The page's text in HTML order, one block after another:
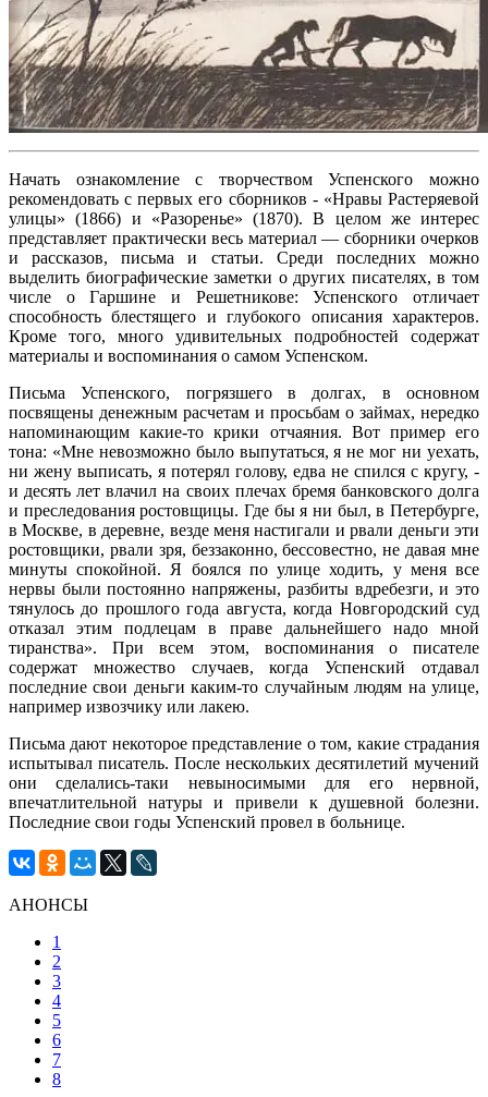
Начать ознакомление с творчеством Успенского можно
рекомендовать с первых его сборников - «Нравы Растеряевой
улицы» (1866) и «Разоренье» (1870). В целом же интерес
представляет практически весь материал — сборники очерков
и рассказов, письма и статьи. Среди последних можно
выделить биографические заметки о других писателях, в том
числе о Гаршине и Решетникове: Успенского отличает
способность блестящего и глубокого описания характеров.
Кроме того, много удивительных подробностей содержат
материалы и воспоминания о самом Успенском.
Письма Успенского, погрязшего в долгах, в основном
посвящены денежным расчетам и просьбам о займах, нередко
напоминающим какие-то крики отчаяния. Вот пример его
тона: «Мне невозможно было выпутаться, я не мог ни уехать,
ни жену выписать, я потерял голову, едва не спился с кругу, -
и десять лет влачил на своих плечах бремя банковского долга
и преследования ростовщицы. Где бы я ни был, в Петербурге,
в Москве, в деревне, везде меня настигали и рвали деньги эти
ростовщики, рвали зря, беззаконно, бессовестно, не давая мне
минуты спокойной. Я боялся по улице ходить, у меня все
нервы были постоянно напряжены, разбиты вдребезги, и это
тянулось до прошлого года августа, когда Новгородский суд
отказал этим подлецам в праве дальнейшего надо мной
тиранства». При всем этом, воспоминания о писателе
содержат множество случаев, когда Успенский отдавал
последние свои деньги каким-то случайным людям на улице,
например извозчику или лакею.
Письма дают некоторое представление о том, какие страдания
испытывал писатель. После нескольких десятилетий мучений
они сделались-таки невыносимыми для его нервной,
впечатлительной натуры и привели к душевной болезни.
Последние свои годы Успенский провел в больнице.
АНОНСЫ
1
2
3
4
5
6
7
8